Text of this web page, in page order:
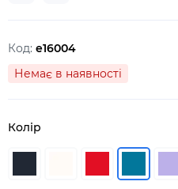
Код: e16004
Немає в наявності
Колір